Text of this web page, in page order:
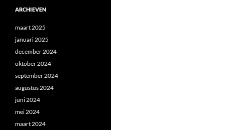
ARCHIEVEN
maart 2025
januari 2025
december 2024
oktober 2024
september 2024
augustus 2024
juni 2024
mei 2024
maart 2024